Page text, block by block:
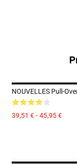
NOUVELLES Pull-
39,51 € - 45,95 €